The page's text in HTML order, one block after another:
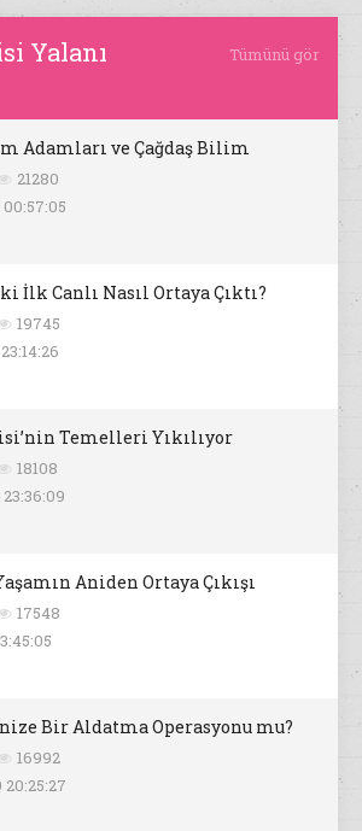
Yalanı Tümünü gör
Adamları ve Çağdaş Bilim
21280
İlk Canlı Nasıl Ortaya Çıktı?
19745
Temelleri Yıkılıyor
18108
Aniden Ortaya Çıkışı
17548
Bir Aldatma Operasyonu mu?
16992